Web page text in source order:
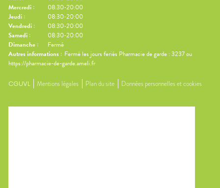
Mercredi :
08:30-20:00
Jeudi :
08:30-20:00
Vendredi :
08:30-20:00
Samedi :
08:30-20:00
Dimanche :
Fermé
Autres informations : Fermé les jours feriés Pharmacie de garde : 3237 ou
https://pharmacie-de-garde.ameli.fr
CGUVL Mentions légales Plan du site Données personnelles et cookies